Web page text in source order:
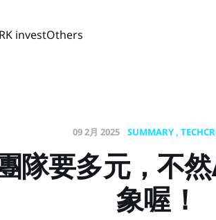
investOthers
09 2月 2025 SUMMARY
隊要多元，不
象喔！